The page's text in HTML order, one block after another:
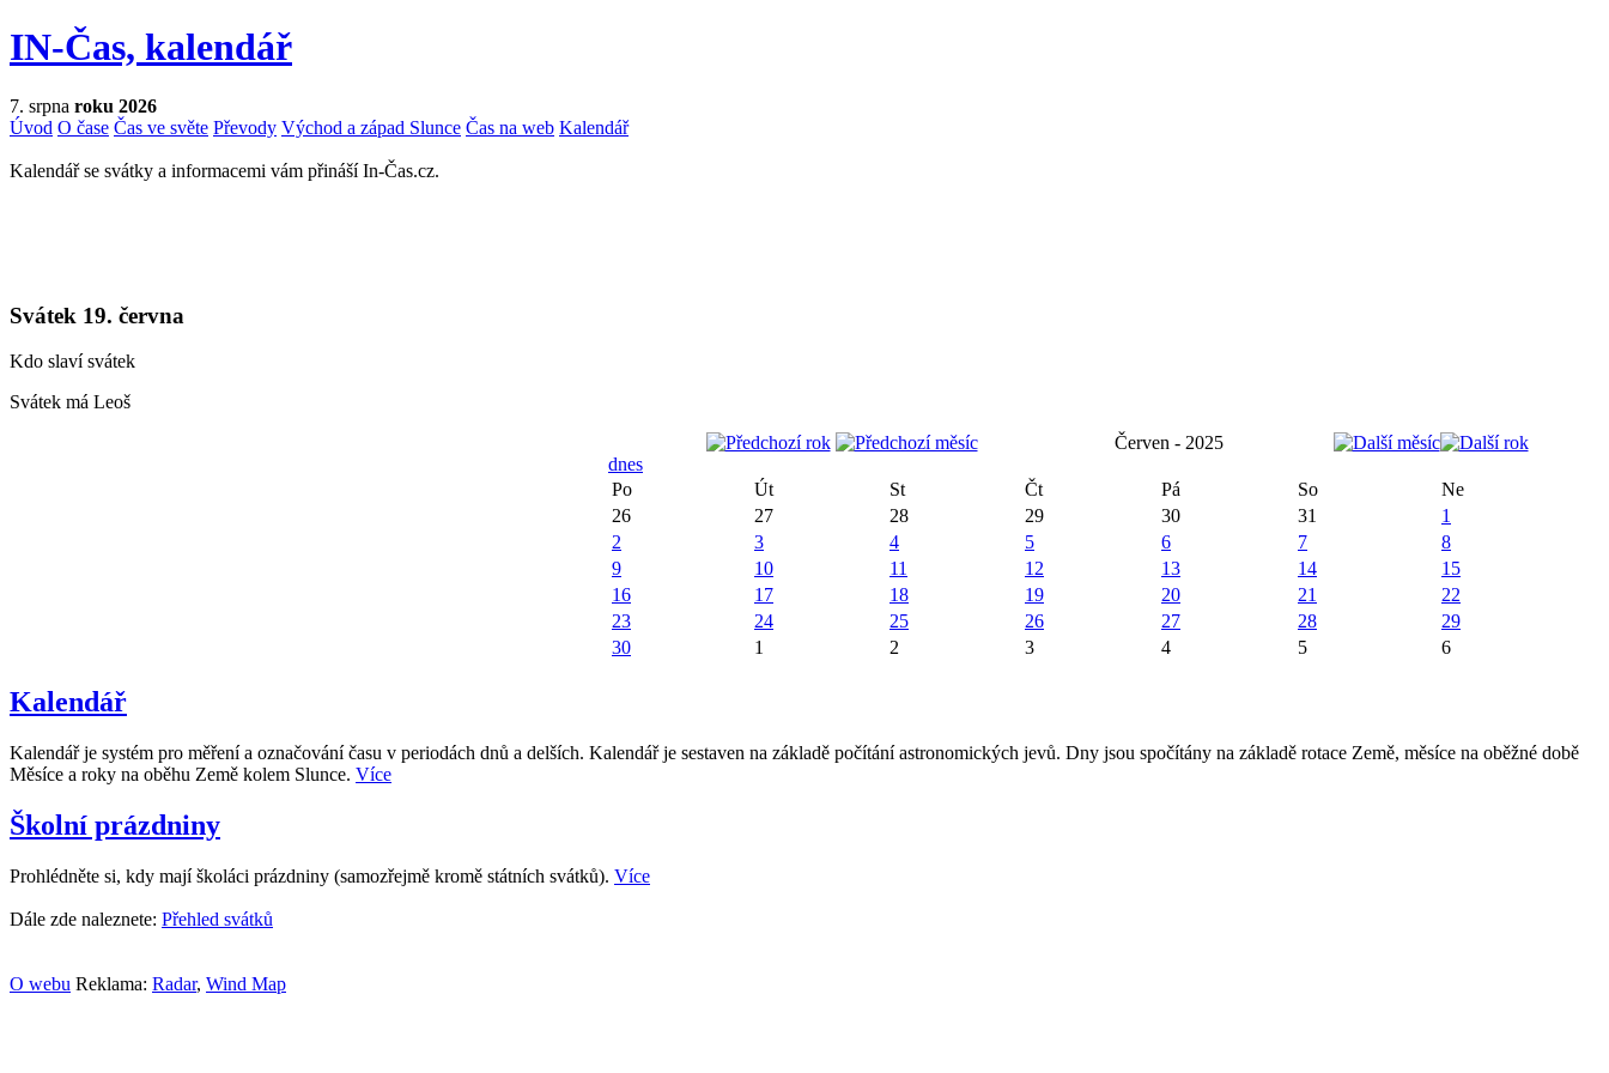
IN-Čas, kalendář
7. srpna roku 2026
Úvod O čase Čas ve světe Převody Východ a západ Slunce Čas na web Kalendář
Kalendář se svátky a informacemi vám přináší In-Čas.cz.
Svátek 19. června
Kdo slaví svátek
Svátek má Leoš
Červen - 2025
dnes
Po
Út St Čt Pá So
Ne
26
27 28 29 30 31
1
2
3 4 5 6 7
8
9
10 11 12 13 14
15
16
17 18 19 20 21
22
23
24 25 26 27 28
29
30
1 2 3 4 5 6
Kalendář
Kalendář je systém pro měření a označování času v periodách dnů a delších. Kalendář je sestaven na základě počítání astronomických jevů. Dny jsou spočítány na základě rotace Země, měsíce na oběžné době
Měsíce a roky na oběhu Země kolem Slunce. Více
Školní prázdniny
Prohlédněte si, kdy mají školáci prázdniny (samozřejmě kromě státních svátků). Více
Dále zde naleznete: Přehled svátků
O webu Reklama: Radar, Wind Map